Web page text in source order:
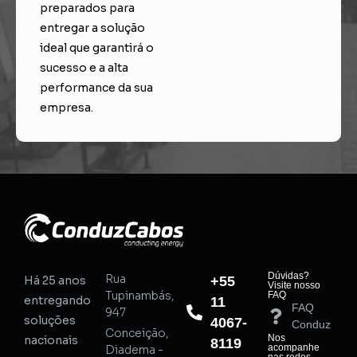
preparados para
entregar a solução
ideal que garantirá o
sucesso e a alta
performance da sua
empresa.
Há 25 anos
entregando
soluções
nacionais
Rua
Tupinambás,
947
Conceição,
Diadema -
+55
11
4067-
8119
Dúvidas?
Visite nosso
FAQ
FAQ
Conduz
Nos
acompanhe